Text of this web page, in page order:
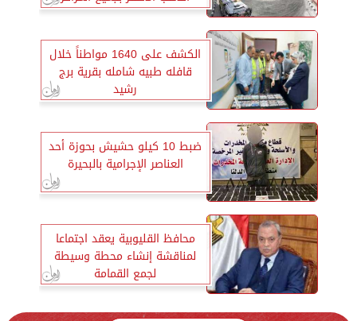
الكشف على 1640 مواطناً خلال
قافله طبيه شامله بقرية برج
رشيد
ضبط 10 كيلو حشيش بحوزة أحد
العناصر الإجرامية بالبحيرة
محافظ القليوبية يعقد اجتماعا
لمناقشة إنشاء محطة وسيطة
لجمع القمامة